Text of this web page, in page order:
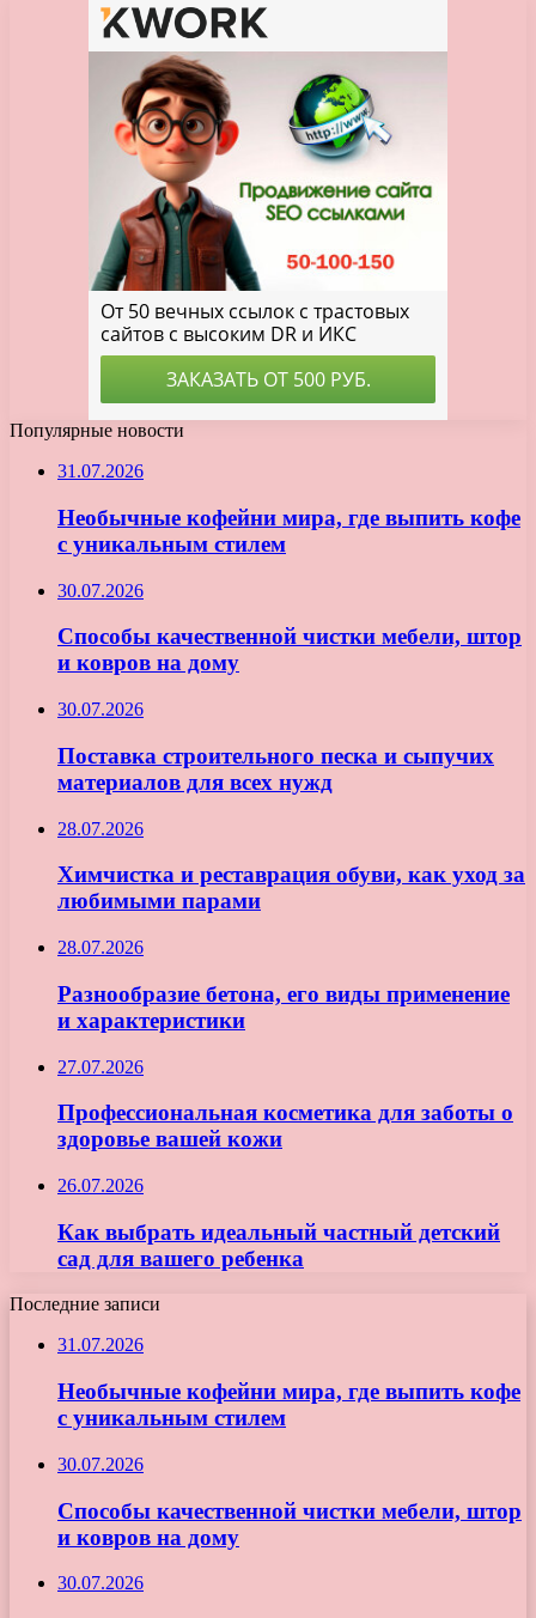
Популярные новости
31.07.2026
Необычные кофейни мира, где выпить кофе
с уникальным стилем
30.07.2026
Способы качественной чистки мебели, штор
и ковров на дому
30.07.2026
Поставка строительного песка и сыпучих
материалов для всех нужд
28.07.2026
Химчистка и реставрация обуви, как уход за
любимыми парами
28.07.2026
Разнообразие бетона, его виды применение
и характеристики
27.07.2026
Профессиональная косметика для заботы о
здоровье вашей кожи
26.07.2026
Как выбрать идеальный частный детский
сад для вашего ребенка
Последние записи
31.07.2026
Необычные кофейни мира, где выпить кофе
с уникальным стилем
30.07.2026
Способы качественной чистки мебели, штор
и ковров на дому
30.07.2026